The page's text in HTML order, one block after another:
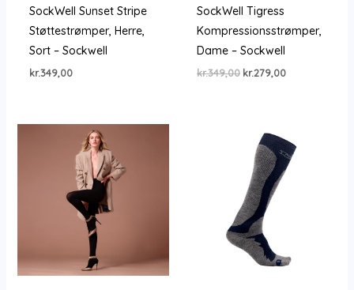
SockWell Sunset Stripe
Støttestrømper, Herre,
Sort – Sockwell
kr.349,00
SockWell Tigress
Kompressionsstrømper,
Dame – Sockwell
kr.349,00 Den
kr.279,00Den